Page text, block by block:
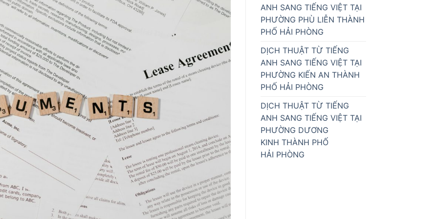
ANH SANG TIẾNG VIỆT TẠI
PHƯỜNG PHÙ LIỄN THÀNH
PHỐ HẢI PHÒNG
DỊCH THUẬT TỪ TIẾNG
ANH SANG TIẾNG VIỆT TẠI
PHƯỜNG KIẾN AN THÀNH
PHỐ HẢI PHÒNG
DỊCH THUẬT TỪ TIẾNG
ANH SANG TIẾNG VIỆT TẠI
PHƯỜNG DƯƠNG
KINH THÀNH PHỐ
HẢI PHÒNG